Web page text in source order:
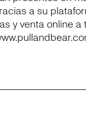
a su
y venta online a